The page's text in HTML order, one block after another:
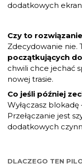
dodatkowych
Czy to
Zdecydowanie nie.
początkujących
chwili chce jechać
nowej trasie.
Co jeśli później
Wyłączasz
Przełączanie jest
dodatkowych
DLACZEGO TEN